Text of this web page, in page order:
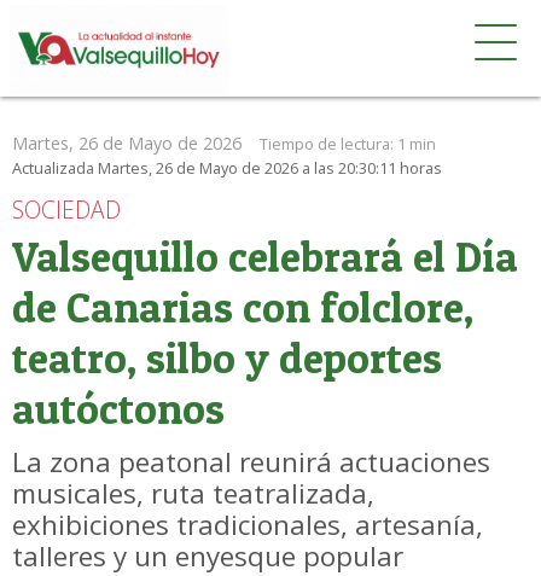
Martes, 26 de Mayo de 2026 Tiempo de lectura: 1 min
Actualizada Martes, 26 de Mayo de 2026 a las 20:30:11 horas
SOCIEDAD
Valsequillo celebrará el Día
de Canarias con folclore,
teatro, silbo y deportes
autóctonos
La zona peatonal reunirá actuaciones
musicales, ruta teatralizada,
exhibiciones tradicionales, artesanía,
talleres y un enyesque popular